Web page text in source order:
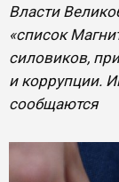
Власти
«список
силовиков,
и коррупции.
сообщаются